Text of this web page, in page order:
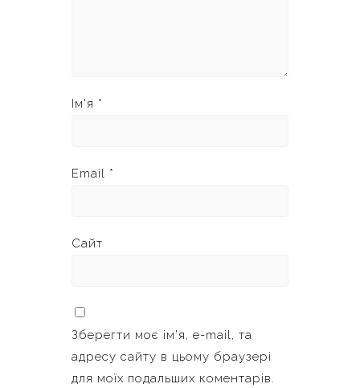
Ім'я *
Email *
Сайт
Зберегти моє ім'я, e-mail, та
адресу сайту в цьому браузері
для моїх подальших коментарів.